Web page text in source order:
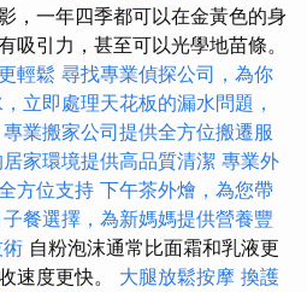
，一年四季都可以在金黃色的身
吸引力，甚至可以光學地苗條。
輕鬆 尋找專業偵探公司，為你
立即處理天花板的漏水問題，
業搬家公司提供全方位搬遷服
家環境提供高品質清潔 專業外
方位支持 下午茶外燴，為您帶
子餐選擇，為新媽媽提供營養豐
自粉泡沫通常比面霜和乳液更
速度更快。 大腿放鬆按摩 換護